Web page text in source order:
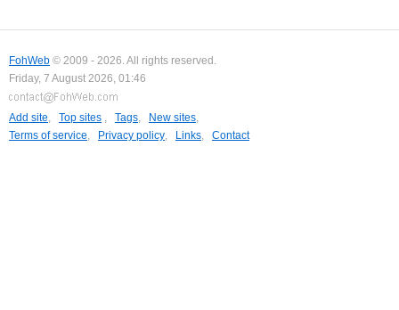
FohWeb © 2009 - 2026. All rights reserved.
Friday, 7 August 2026, 01:46
Add site, Top sites , Tags, New sites,
Terms of service, Privacy policy, Links, Contact